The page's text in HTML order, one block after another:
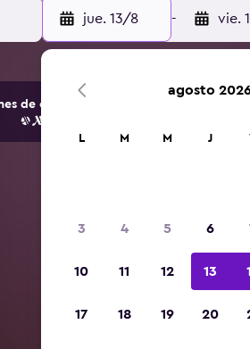
jue. 13/8 - vie.
de opciones de hoteles y alojamientos.
agosto
L M M J
3 4 5 6
10 11 12 13
17 18 19 20